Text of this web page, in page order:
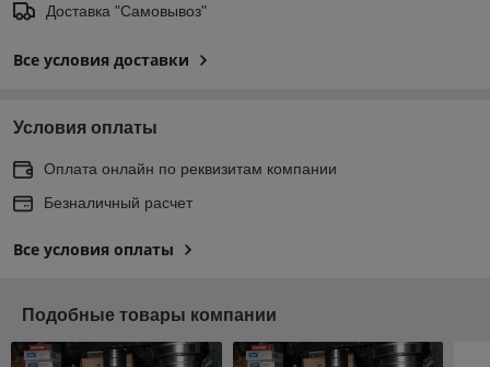
Доставка "Самовывоз"
Все условия доставки
Условия оплаты
Оплата онлайн по реквизитам компании
Безналичный расчет
Все условия оплаты
Подобные товары компании